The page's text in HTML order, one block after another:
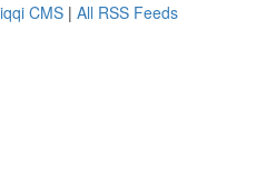
CMS | All RSS Feeds